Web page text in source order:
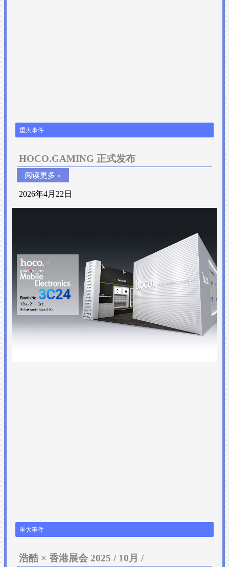
重大事件
HOCO.GAMING 正式发布
阅读更多 »
2026年4月22日
重大事件
浩酷 × 香港展会 2025 / 10月 /